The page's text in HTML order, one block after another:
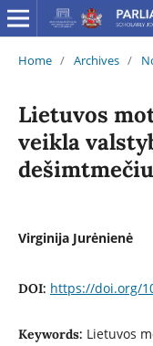
Home / Archives /
Lietuvos
veikla
Virginija Jurėnienė
DOI: https://doi.org/
Keywords: Lietuvos